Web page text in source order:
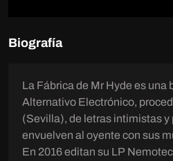
Biografía
La Fábrica de Mr Hyde es una
Alternativo Electrónico,
(Sevilla), de letras intimistas y
envuelven al oyente con sus
En 2016 editan su LP